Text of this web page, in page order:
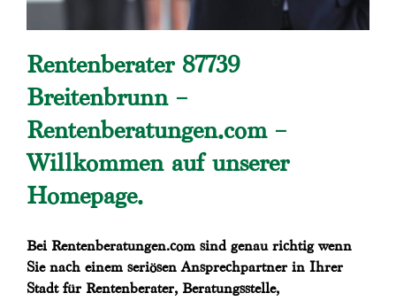
Rentenberater 87739
Breitenbrunn –
Rentenberatungen.com –
Willkommen auf unserer
Homepage.
Bei Rentenberatungen.com sind genau richtig wenn
Sie nach einem seriösen Ansprechpartner in Ihrer
Stadt für Rentenberater, Beratungsstelle,